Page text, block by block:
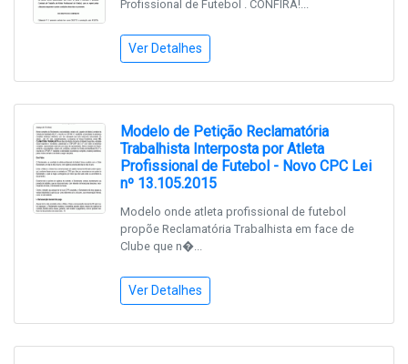
Profissional de Futebol . CONFIRA!...
Ver Detalhes
Modelo de Petição Reclamatória
Trabalhista Interposta por Atleta
Profissional de Futebol - Novo CPC Lei
nº 13.105.2015
Modelo onde atleta profissional de futebol
propõe Reclamatória Trabalhista em face de
Clube que n�...
Ver Detalhes